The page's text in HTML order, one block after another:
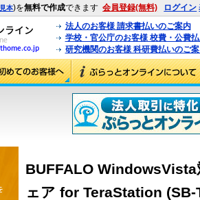
見本)を無料で作成できます 会員登録(無料) ログイン
法人のお客様 請求書払いのご案内
学校・官公庁のお客様 校費・公費
研究機関のお客様 科研費払いのご
BUFFALO
ェア for TeraStation (SB-